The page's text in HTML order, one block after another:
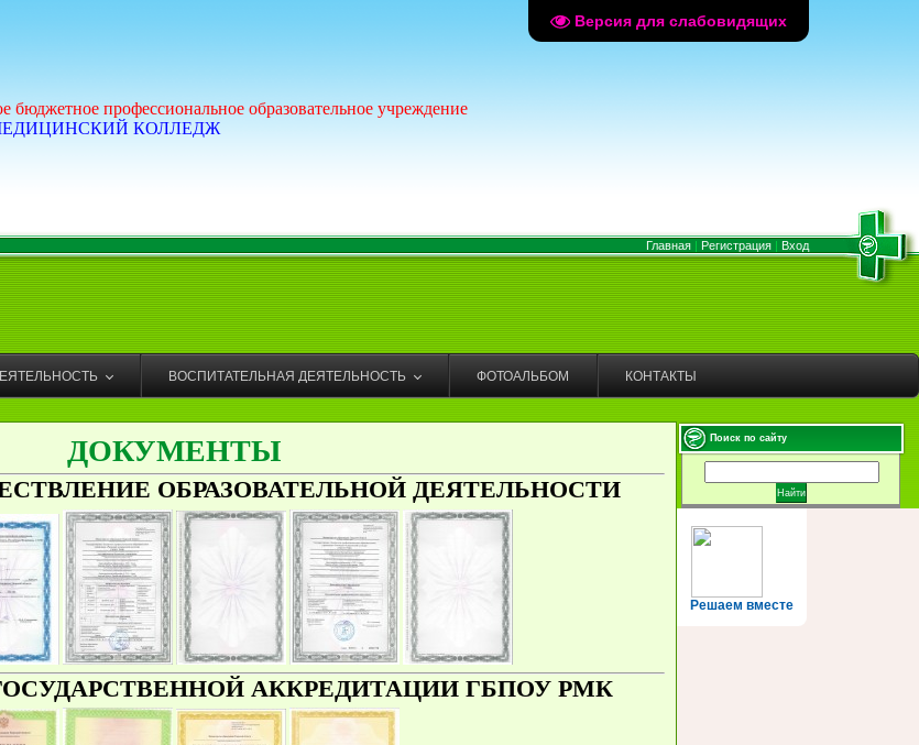
Версия для слабовидящих
бюджетное профессиональное образовательное учреждение
КОЛЛЕДЖ
Главная | Регистрация | Вход
ВОСПИТАТЕЛЬНАЯ ДЕЯТЕЛЬНОСТЬ ФОТОАЛЬБОМ КОНТАКТЫ
ДОКУМЕНТЫ
ОБРАЗОВАТЕЛЬНОЙ ДЕЯТЕЛЬНОСТИ
АККРЕДИТАЦИИ ГБПОУ РМК
Поиск по сайту
Решаем вместе